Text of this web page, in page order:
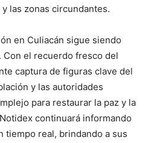
las zonas circundantes.
en Culiacán sigue siendo
el recuerdo fresco del
captura de figuras clave del
y las autoridades
para restaurar la paz y la
continuará informando
tiempo real, brindando a sus